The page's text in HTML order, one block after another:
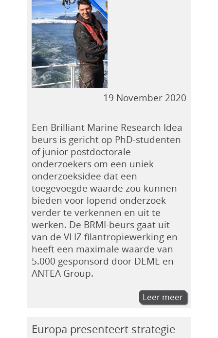
19 November 2020
Een Brilliant Marine Research Idea
beurs is gericht op PhD-studenten
of junior postdoctorale
onderzoekers om een uniek
onderzoeksidee dat een
toegevoegde waarde zou kunnen
bieden voor lopend onderzoek
verder te verkennen en uit te
werken. De BRMI-beurs gaat uit
van de VLIZ filantropiewerking en
heeft een maximale waarde van
5.000 gesponsord door DEME en
ANTEA Group.
Leer meer
Europa presenteert strategie